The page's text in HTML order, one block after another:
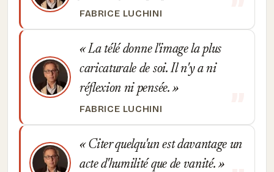
FABRICE LUCHINI
La télé donne l'image la plus
caricaturale de soi. Il n'y a ni
réflexion ni pensée.
FABRICE LUCHINI
Citer quelqu'un est davantage un
acte d'humilité que de vanité.